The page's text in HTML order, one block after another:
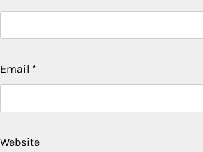
Email *
Website